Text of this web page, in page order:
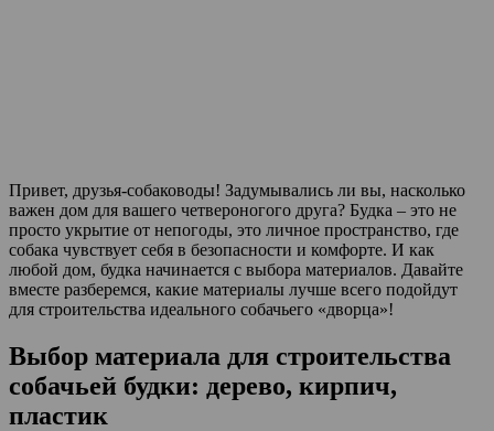
Привет, друзья-собаководы! Задумывались ли вы, насколько
важен дом для вашего четвероногого друга? Будка – это не
просто укрытие от непогоды, это личное пространство, где
собака чувствует себя в безопасности и комфорте. И как
любой дом, будка начинается с выбора материалов. Давайте
вместе разберемся, какие материалы лучше всего подойдут
для строительства идеального собачьего «дворца»!
Выбор материала для строительства
собачьей будки: дерево, кирпич,
пластик